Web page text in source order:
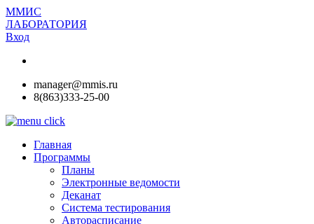
ММИС
ЛАБОРАТОРИЯ
Вход
manager@mmis.ru
8(863)333-25-00
Главная
Программы
Планы
Электронные ведомости
Деканат
Система тестирования
Авторасписание